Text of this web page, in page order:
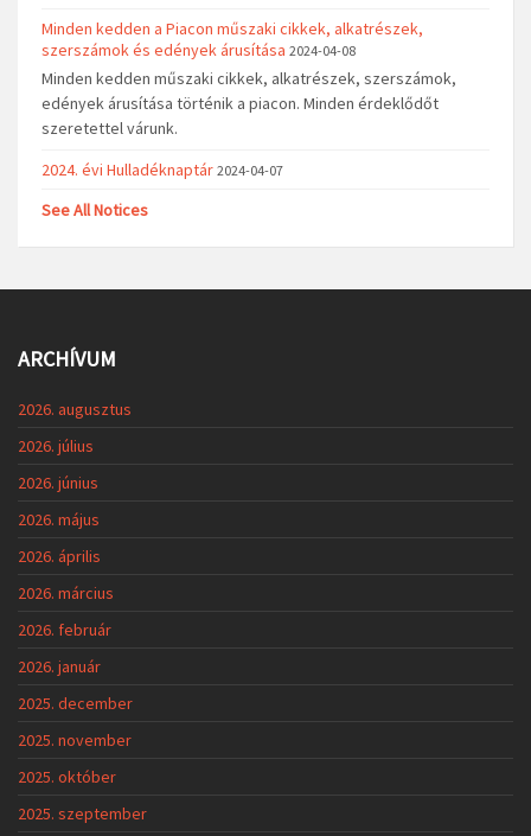
Minden kedden a Piacon műszaki cikkek, alkatrészek,
szerszámok és edények árusítása 2024-04-08
Minden kedden műszaki cikkek, alkatrészek, szerszámok,
edények árusítása történik a piacon. Minden érdeklődőt
szeretettel várunk.
2024. évi Hulladéknaptár 2024-04-07
See All Notices
ARCHÍVUM
2026. augusztus
2026. július
2026. június
2026. május
2026. április
2026. március
2026. február
2026. január
2025. december
2025. november
2025. október
2025. szeptember